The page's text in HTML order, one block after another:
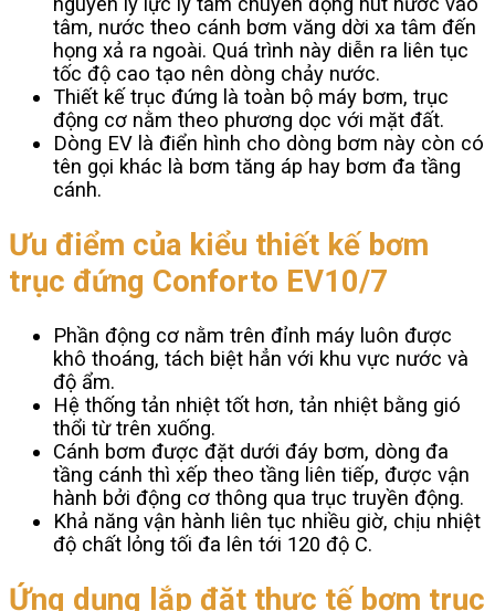
tâm, nước theo cánh bơm văng dời xa tâm đến
họng xả ra ngoài. Quá trình này diễn ra liên tục
tốc độ cao tạo nên dòng chảy nước.
Thiết kế trục đứng là toàn bộ máy bơm, trục
động cơ nằm theo phương dọc với mặt đất.
Dòng EV là điển hình cho dòng bơm này còn có
tên gọi khác là bơm tăng áp hay bơm đa tầng
cánh.
Ưu điểm của kiểu thiết kế bơm
trục đứng Conforto EV10/7
Phần động cơ nằm trên đỉnh máy luôn được
khô thoáng, tách biệt hẳn với khu vực nước và
độ ẩm.
Hệ thống tản nhiệt tốt hơn, tản nhiệt bằng gió
thổi từ trên xuống.
Cánh bơm được đặt dưới đáy bơm, dòng đa
tầng cánh thì xếp theo tầng liên tiếp, được vận
hành bởi động cơ thông qua trục truyền động.
Khả năng vận hành liên tục nhiều giờ, chịu nhiệt
độ chất lỏng tối đa lên tới 120 độ C.
Ứng dụng lắp đặt thực tế bơm trục